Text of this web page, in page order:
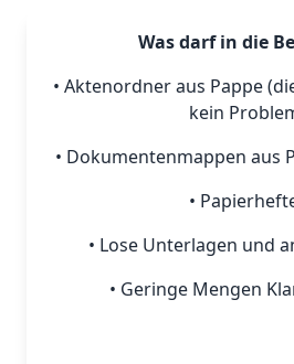
Was darf in die
• Aktenordner aus Pappe
kein
• Dokumentenmappen aus
•
• Lose Unterlagen und
• Geringe Mengen